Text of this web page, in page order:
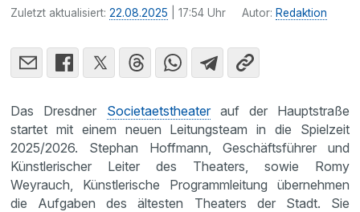
Zuletzt aktualisiert:22.08.2025 | 17:54 Uhr Autor: Redaktion
Das Dresdner Societaetstheaterauf der Hauptstraße
startet mit einem neuen Leitungsteam in die Spielzeit
2025/2026. Stephan Hoffmann, Geschäftsführer und
Künstlerischer Leiter des Theaters, sowie Romy
Weyrauch, Künstlerische Programmleitung übernehmen
die Aufgaben des ältesten Theaters der Stadt. Sie